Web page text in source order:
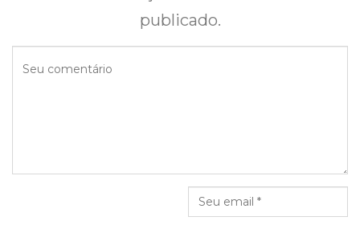
publicado.